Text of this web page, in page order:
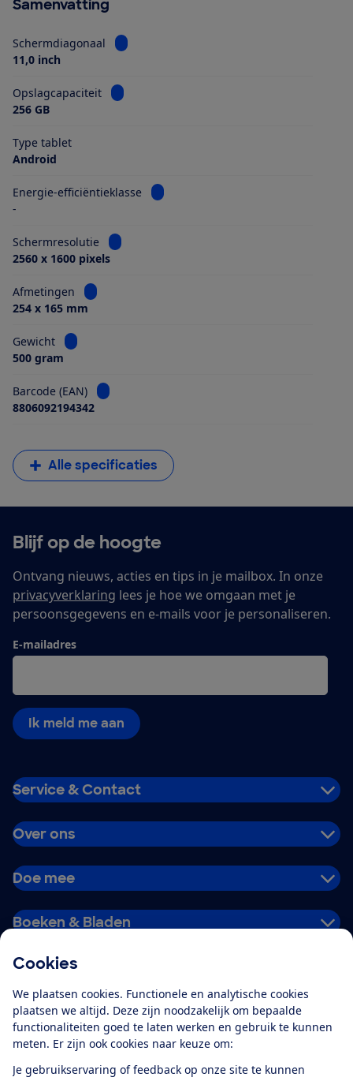
Cookies
We plaatsen cookies. Functionele en analytische cookies
plaatsen we altijd. Deze zijn noodzakelijk om bepaalde
functionaliteiten goed te laten werken en gebruik te kunnen
meten. Er zijn ook cookies naar keuze om:
Je gebruikservaring of feedback op onze site te kunnen
Samenvatting
Schermdiagonaal
Bekijk informatie voor Schermdiagonaal
11,0 inch
Opslagcapaciteit
Bekijk informatie voor Opslagcapaciteit
256 GB
Type tablet
Android
Energie-efficiëntieklasse
Bekijk informatie voor Energie-
-
Schermresolutie
Bekijk informatie voor Schermresolutie
2560 x 1600 pixels
Afmetingen
Bekijk informatie voor Afmetingen
254 x 165 mm
Gewicht
Bekijk informatie voor Gewicht
500 gram
Barcode (EAN)
Bekijk informatie voor Barcode (EAN)
8806092194342
Alle specificaties
Blijf op de hoogte
Ontvang nieuws, acties en tips in je mailbox. In onze
privacyverklaring lees je hoe we omgaan met je
persoonsgegevens en e-mails voor je personaliseren.
E-mailadres
Ik meld me aan
Service & Contact
Over ons
Doe mee
Boeken & Bladen
Alles over de